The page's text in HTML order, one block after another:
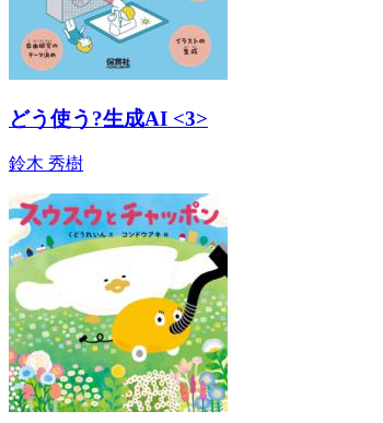
どう使う?生成AI <3>
鈴木 秀樹